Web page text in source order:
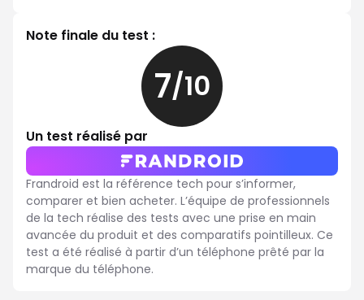
Note finale du test :
7/10
7
10
Un test réalisé par
Frandroid est la référence tech pour s’informer,
comparer et bien acheter. L’équipe de professionnels
de la tech réalise des tests avec une prise en main
avancée du produit et des comparatifs pointilleux. Ce
test a été réalisé à partir d’un téléphone prêté par la
marque du téléphone.